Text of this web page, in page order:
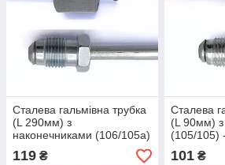
Сталева гальмівна трубка
(L 290мм) з
наконечниками (106/105а)
- WP1036Zn
119 ₴
Сталева
(L 90мм)
(105/105)
101₴